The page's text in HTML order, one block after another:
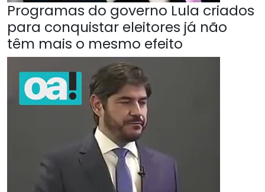
Programas do governo Lula criados
para conquistar eleitores já não
têm mais o mesmo efeito